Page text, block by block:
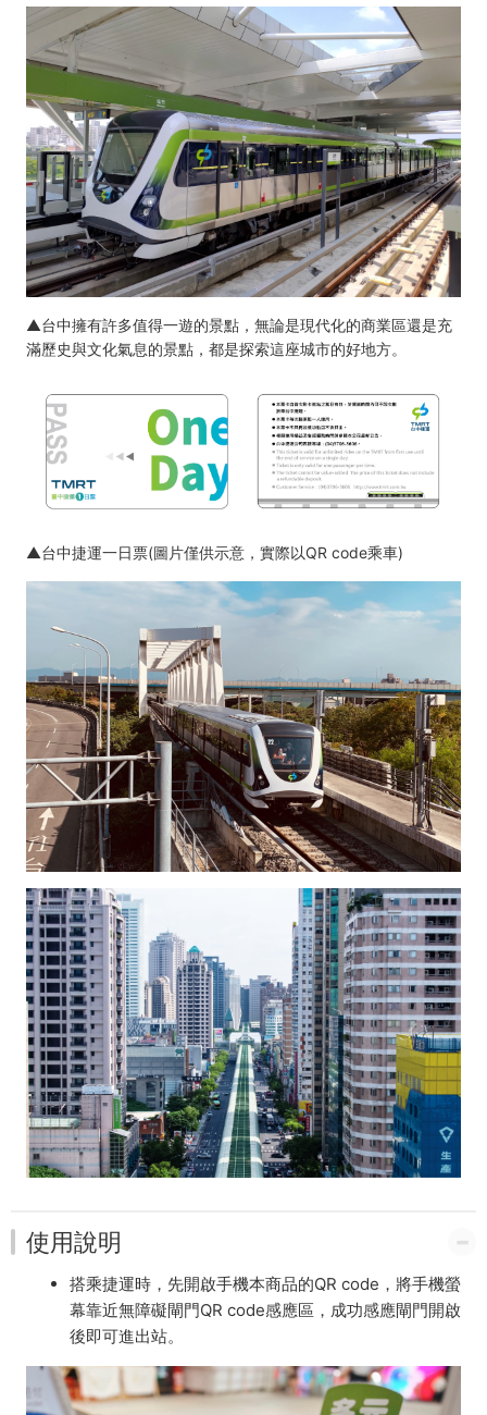
▲台中擁有許多值得一遊的景點，無論是現代化的商業區還是充
滿歷史與文化氣息的景點，都是探索這座城市的好地方。
▲台中捷運一日票(圖片僅供示意，實際以QR code乘車)
使用說明
搭乘捷運時，先開啟手機本商品的QR code，將手機螢
幕靠近無障礙閘門QR code感應區，成功感應閘門開啟
後即可進出站。